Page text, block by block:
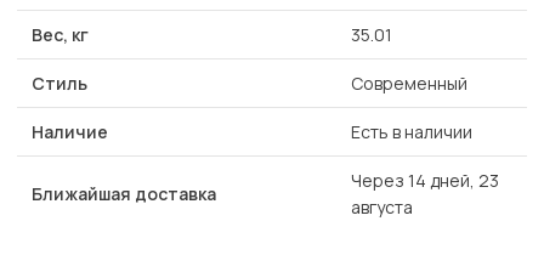
Вес, кг 35.01
Стиль Современный
Наличие Есть в наличии
Ближайшая доставка
Через 14 дней, 23
августа